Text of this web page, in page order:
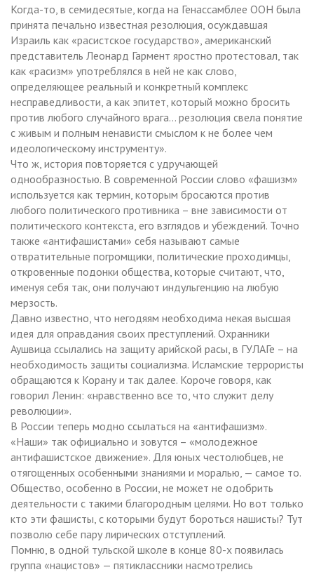
Когда-то, в семидесятые, когда на Генассамблее ООН была
принята печально известная резолюция, осуждавшая
Израиль как «расистское государство», американский
представитель Леонард Гармент яростно протестовал, так
как «расизм» употреблялся в ней не как слово,
определяющее реальный и конкретный комплекс
несправедливости, а как эпитет, который можно бросить
против любого случайного врага… резолюция свела понятие
с живым и полным ненависти смыслом к не более чем
идеологическому инструменту».
Что ж, история повторяется с удручающей
однообразностью. В современной России слово «фашизм»
используется как термин, которым бросаются против
любого политического противника – вне зависимости от
политического контекста, его взглядов и убеждений. Точно
также «антифашистами» себя называют самые
отвратительные погромщики, политические проходимцы,
откровенные подонки общества, которые считают, что,
именуя себя так, они получают индульгенцию на любую
мерзость.
Давно известно, что негодяям необходима некая высшая
идея для оправдания своих преступлений. Охранники
Аушвица ссылались на защиту арийской расы, в ГУЛАГе – на
необходимость защиты социализма. Исламские террористы
обращаются к Корану и так далее. Короче говоря, как
говорил Ленин: «нравственно все то, что служит делу
революции».
В России теперь модно ссылаться на «антифашизм».
«Наши» так официально и зовутся – «молодежное
антифашистское движение». Для юных честолюбцев, не
отягощенных особенными знаниями и моралью, — самое то.
Общество, особенно в России, не может не одобрить
деятельности с такими благородным целями. Но вот только
кто эти фашисты, с которыми будут бороться нашисты? Тут
позволю себе пару лирических отступлений.
Помню, в одной тульской школе в конце 80-х появилась
группа «нацистов» — пятиклассники насмотрелись